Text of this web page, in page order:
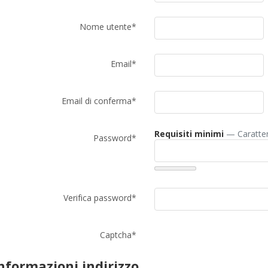
Nome utente*
Email*
Email di conferma*
Password* Requisiti minimi —
Verifica password*
Captcha*